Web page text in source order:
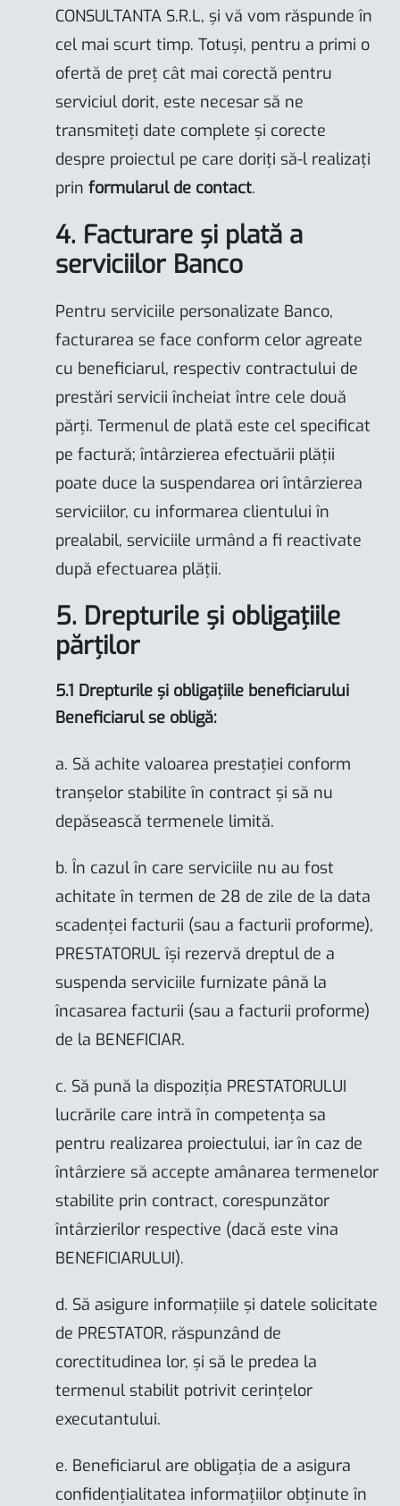
CONSULTANTA S.R.L, și vă vom răspunde în
cel mai scurt timp. Totuși, pentru a primi o
ofertă de preț cât mai corectă pentru
serviciul dorit, este necesar să ne
transmiteți date complete și corecte
despre proiectul pe care doriți să-l realizați
prinformularul de contact.
4. Facturare și plată a
serviciilor Banco
Pentru serviciile personalizate Banco,
facturarea se face conform celor agreate
cu beneficiarul, respectiv contractului de
prestări servicii încheiat între cele două
părți. Termenul de plată este cel specificat
pe factură; întârzierea efectuării plății
poate duce la suspendarea ori întârzierea
serviciilor, cu informarea clientului în
prealabil, serviciile urmând a fi reactivate
după efectuarea plății.
5. Drepturile și obligațiile
părților
5.1 Drepturile și obligațiile beneficiarului
Beneficiarul se obligă:
a. Să achite valoarea prestației conform
tranșelor stabilite în contract și să nu
depăsească termenele limită.
b. În cazul în care serviciile nu au fost
achitate în termen de 28 de zile de la data
scadenței facturii (sau a facturii proforme),
PRESTATORUL își rezervă dreptul de a
suspenda serviciile furnizate până la
încasarea facturii (sau a facturii proforme)
de la BENEFICIAR.
c. Să pună la dispoziția PRESTATORULUI
lucrările care intră în competența sa
pentru realizarea proiectului, iar în caz de
întârziere să accepte amânarea termenelor
stabilite prin contract, corespunzător
întârzierilor respective (dacă este vina
BENEFICIARULUI).
d. Să asigure informațiile și datele solicitate
de PRESTATOR, răspunzând de
corectitudinea lor, și să le predea la
termenul stabilit potrivit cerințelor
executantului.
e. Beneficiarul are obligația de a asigura
confidențialitatea informațiilor obținute în